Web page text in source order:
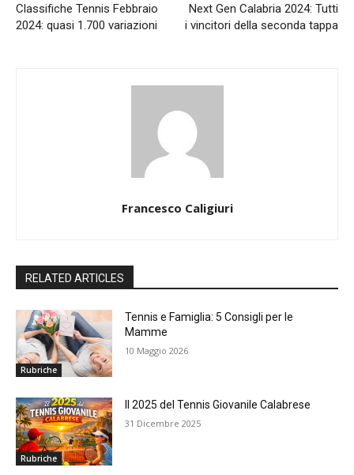
Classifiche Tennis Febbraio
2024: quasi 1.700 variazioni
Next Gen Calabria 2024: Tutti
i vincitori della seconda tappa
Francesco Caligiuri
RELATED ARTICLES
Rubriche
Tennis e Famiglia: 5 Consigli per le
Mamme
10 Maggio 2026
Rubriche
Il 2025 del Tennis Giovanile Calabrese
31 Dicembre 2025